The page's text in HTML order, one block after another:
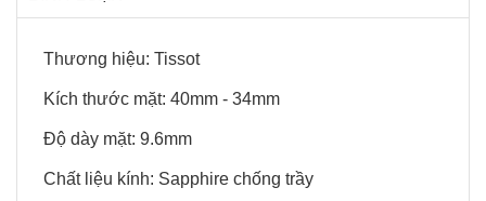
Thương hiệu: Tissot
Kích thước mặt: 40mm - 34mm
Độ dày mặt: 9.6mm
Chất liệu kính: Sapphire chống trầy